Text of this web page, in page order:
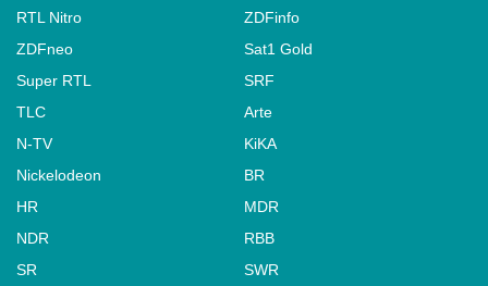
RTL Nitro
ZDFinfo
ZDFneo
Sat1 Gold
Super RTL
SRF
TLC
Arte
N-TV
KiKA
Nickelodeon
BR
HR
MDR
NDR
RBB
SR
SWR